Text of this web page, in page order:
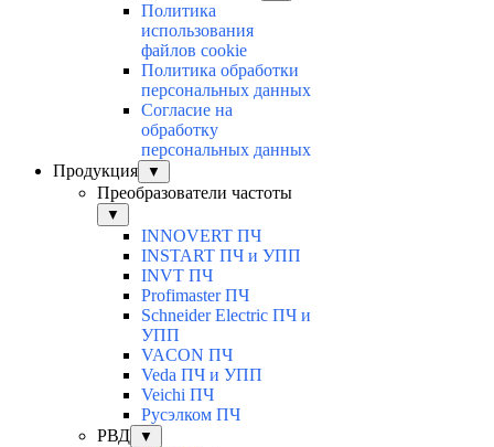
Политика
использования
файлов cookie
Политика обработки
персональных данных
Согласие на
обработку
персональных данных
Продукция
▼
Преобразователи частоты
▼
INNOVERT ПЧ
INSTART ПЧ и УПП
INVT ПЧ
Profimaster ПЧ
Schneider Electric ПЧ и
УПП
VACON ПЧ
Veda ПЧ и УПП
Veichi ПЧ
Русэлком ПЧ
РВД
▼